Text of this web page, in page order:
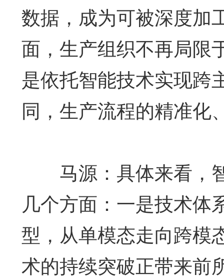
数据，成为可被深度加
面，生产组织不再局限
是依托智能技术实现跨
同，生产流程的精准化
马源：具体来看，智
几个方面：一是技术体
型，从单模态走向跨模
术的持续突破正带来前